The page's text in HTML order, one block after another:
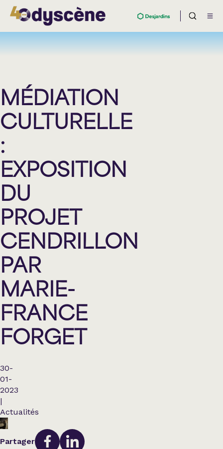
MÉDIATION
CULTURELLE
:
EXPOSITION
DU
PROJET
CENDRILLON
PAR
MARIE-
FRANCE
FORGET
30-
01-
2023
|
Actualités
Partager